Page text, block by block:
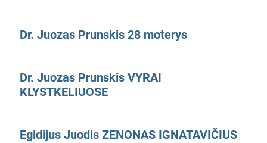
Dr. Juozas Prunskis 28 moterys
Dr. Juozas Prunskis VYRAI
KLYSTKELIUOSE
Egidijus Juodis ZENONAS IGNATAVIČIUS